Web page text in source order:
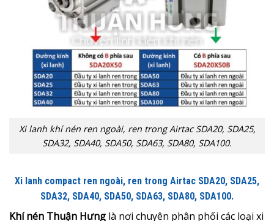
Xi lanh khí nén ren ngoài, ren trong Airtac SDA20, SDA25,
SDA32, SDA40, SDA50, SDA63, SDA80, SDA100.
Xi lanh compact ren ngoài, ren trong Airtac SDA20, SDA25,
SDA32, SDA40, SDA50, SDA63, SDA80, SDA100.
Khí nén Thuận Hưng là nơi chuyên phân phối các loại xi